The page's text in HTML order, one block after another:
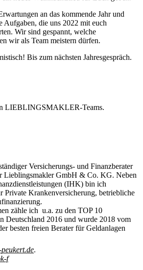
an das kommende Jahr und
Aufgaben, die uns 2022 mit euch
Wir sind gespannt, welche
wir als Team meistern dürfen.
Bis zum nächsten Jahresgespräch.
LIEBLINGSMAKLER-Teams.
Versicherungs- und Finanzberater
Lieblingsmakler GmbH & Co. KG. Neben
(IHK) bin ich
Private Krankenversicherung, betriebliche
zähle ich u.a. zu den TOP 10
Deutschland 2016 und wurde 2018 vom
besten freien Berater für Geldanlagen
.
f